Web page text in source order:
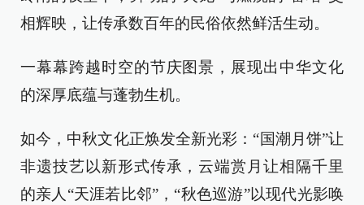
相辉映，让传承数百年的民俗依然鲜活生动。
一幕幕跨越时空的节庆图景，展现出中华文化
的深厚底蕴与蓬勃生机。
如今，中秋文化正焕发全新光彩：“国潮月饼”让
非遗技艺以新形式传承，云端赏月让相隔千里
的亲人“天涯若比邻”，“秋色巡游”以现代光影唤